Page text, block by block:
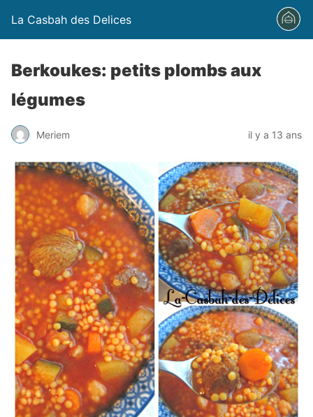
La Casbah des Delices
Berkoukes: petits plombs aux
légumes
Meriem il y a 13 ans